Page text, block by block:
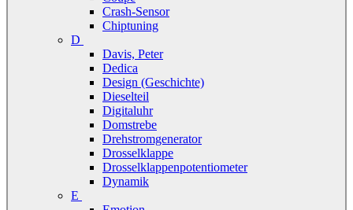
Crash-Sensor
Chiptuning
D
Davis, Peter
Dedica
Design (Geschichte)
Dieselteil
Digitaluhr
Domstrebe
Drehstromgenerator
Drosselklappe
Drosselklappenpotentiometer
Dynamik
E